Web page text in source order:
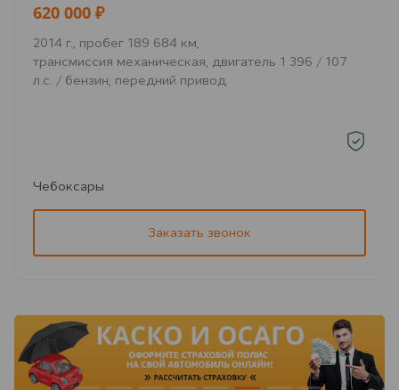
620 000 ₽
2014 г., пробег 189 684 км,
трансмиссия механическая, двигатель 1 396 / 107
л.с. / бензин, передний привод
Чебоксары
Заказать звонок